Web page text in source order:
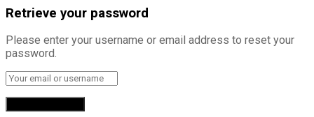
Retrieve your password
Please enter your username or email address to reset your
password.